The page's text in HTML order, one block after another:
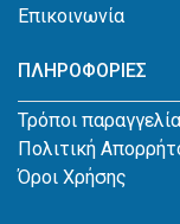
Επικοινωνία
ΠΛΗΡΟΦΟΡΙΕΣ
Τρόποι
Πολιτική
Όροι Χρήσης